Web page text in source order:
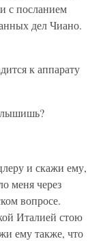
с посланием
дел Чиано.
к аппарату
и скажи ему,
меня через
вопросе.
Италией стою
ему также, что